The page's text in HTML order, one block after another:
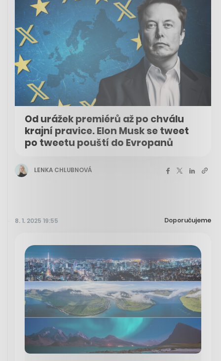
Od urážek premiérů až po chválu
krajní pravice. Elon Musk se tweet
po tweetu pouští do Evropanů
LENKA CHLUBNOVÁ
8. 1. 2025 19:55 Doporučujeme